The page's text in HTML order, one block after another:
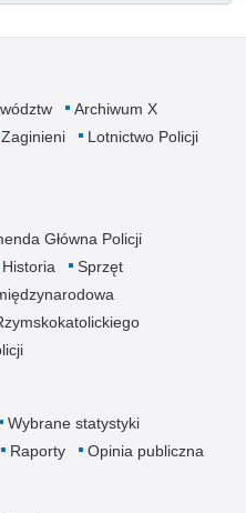
Archiwum X
Zaginieni
Lotnictwo Policji
Główna Policji
Historia
Sprzęt
Wybrane statystyki
Raporty Opinia publiczna